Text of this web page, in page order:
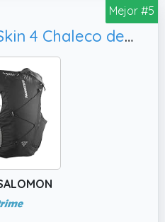
Mejor #5
Salomon Active Skin 4 Chaleco de Hidratación Trail Running Senderismo Trail Running Senderismo MTB Unisexo con frascos de hidratación incluidos, L